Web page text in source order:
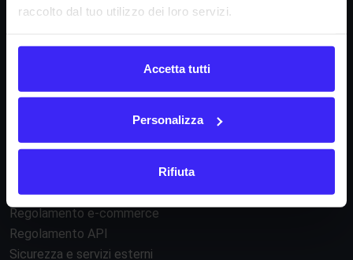
raccolto dal tuo utilizzo dei loro servizi.
Accetta tutti
Personalizza
Rifiuta
Fattura24 srl
Via B. Croce 19, Roma (Italia)
P.IVA IT11359591002
Informazioni
Informativa privacy
Regolamento e-commerce
Regolamento API
Sicurezza e servizi esterni